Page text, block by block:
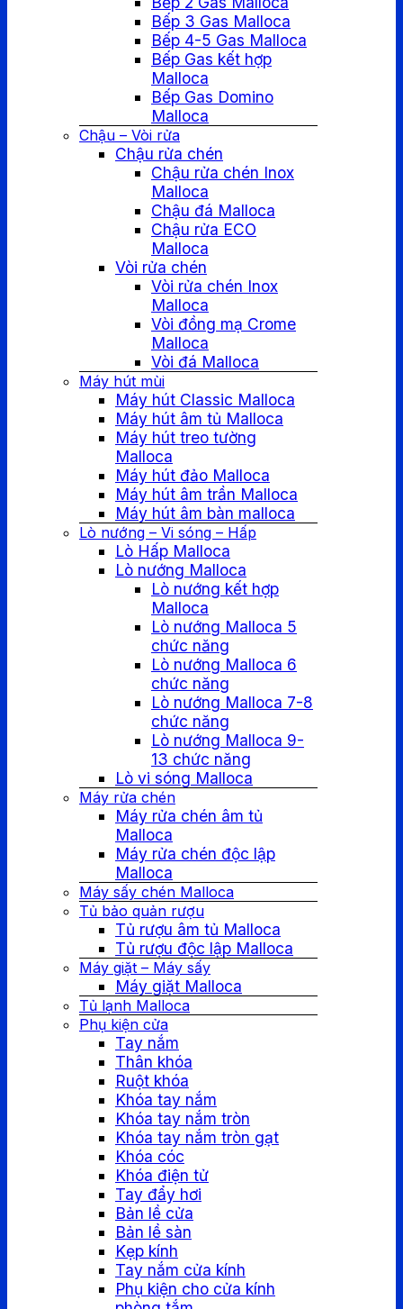
Bếp 3 Gas Malloca
Bếp 4-5 Gas Malloca
Bếp Gas kết hợp
Malloca
Bếp Gas Domino
Malloca
Chậu – Vòi rửa
Chậu rửa chén
Chậu rửa chén Inox
Malloca
Chậu đá Malloca
Chậu rửa ECO
Malloca
Vòi rửa chén
Vòi rửa chén Inox
Malloca
Vòi đồng mạ Crome
Malloca
Vòi đá Malloca
Máy hút mùi
Máy hút Classic Malloca
Máy hút âm tủ Malloca
Máy hút treo tường
Malloca
Máy hút đảo Malloca
Máy hút âm trần Malloca
Máy hút âm bàn malloca
Lò nướng – Vi sóng – Hấp
Lò Hấp Malloca
Lò nướng Malloca
Lò nướng kết hợp
Malloca
Lò nướng Malloca 5
chức năng
Lò nướng Malloca 6
chức năng
Lò nướng Malloca 7-8
chức năng
Lò nướng Malloca 9-
13 chức năng
Lò vi sóng Malloca
Máy rửa chén
Máy rửa chén âm tủ
Malloca
Máy rửa chén độc lập
Malloca
Máy sấy chén Malloca
Tủ bảo quản rượu
Tủ rượu âm tủ Malloca
Tủ rượu độc lập Malloca
Máy giặt – Máy sấy
Máy giặt Malloca
Tủ lạnh Malloca
Phụ kiện cửa
Tay nắm
Thân khóa
Ruột khóa
Khóa tay nắm
Khóa tay nắm tròn
Khóa tay nắm tròn gạt
Khóa cóc
Khóa điện tử
Tay đẩy hơi
Bản lề cửa
Bản lề sàn
Kẹp kính
Tay nắm cửa kính
Phụ kiện cho cửa kính